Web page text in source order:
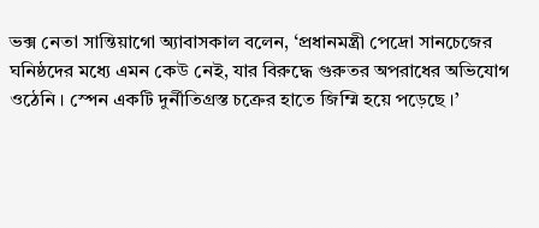
ভক্স নেতা সান্তিয়াগো অ্যাবাসকাল বলেন, ‘প্রধানমন্ত্রী পেদ্রো সানচেজের
ঘনিষ্ঠদের মধ্যে এমন কেউ নেই, যার বিরুদ্ধে গুরুতর অপরাধের অভিযোগ
ওঠেনি। স্পেন একটি দুর্নীতিগ্রস্ত চক্রের হাতে জিম্মি হয়ে পড়েছে।’